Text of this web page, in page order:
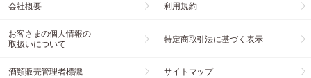
会社概要 利用規約
お客さまの個人情報の
取扱いについて
特定商取引法に基づく表示
酒類販売管理者標識 サイトマップ